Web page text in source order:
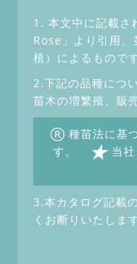
1. 本文中に記載
Rose」より引用
植）によるものです
2.下記の品種につ
苗木の増繁殖、販
® 種苗法に基
す。
★ 当
3.本カタログ記載
くお断りいたします